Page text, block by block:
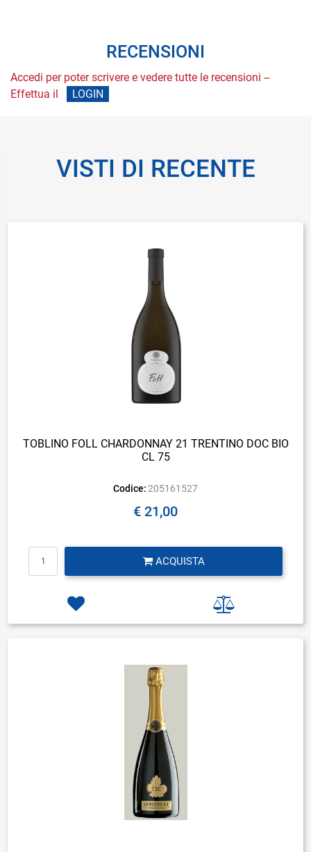
RECENSIONI
Accedi per poter scrivere e vedere tutte le recensioni --
Effettua il
LOGIN
VISTI DI RECENTE
TOBLINO FOLL CHARDONNAY 21 TRENTINO DOC BIO
CL 75
Codice: 205161527
€ 21,00
ACQUISTA